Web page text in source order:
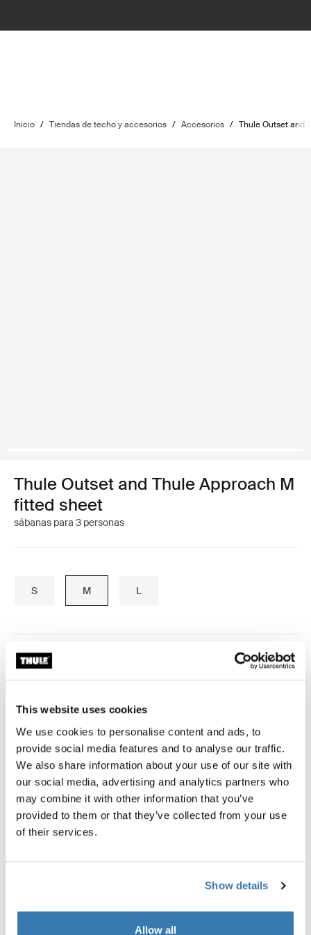
This website uses cookies
We use cookies to personalise content and ads, to
provide social media features and to analyse our traffic.
We also share information about your use of our site with
our social media, advertising and analytics partners who
may combine it with other information that you’ve
provided to them or that they’ve collected from your use
of their services.
Show details
Allow all
Inicio / Tiendas de techo y accesorios / Accesorios / Thule Outset and
Thule Outset and Thule Approach M
fitted sheet
sábanas para 3 personas
S M L
Color
VetiverGray (selected)
Garantía Thule
Encontrar en tienda
Mantén tu tienda limpia y duerme profundamente como
aventura, solo lleva las sábanas a casa para lavarlas.